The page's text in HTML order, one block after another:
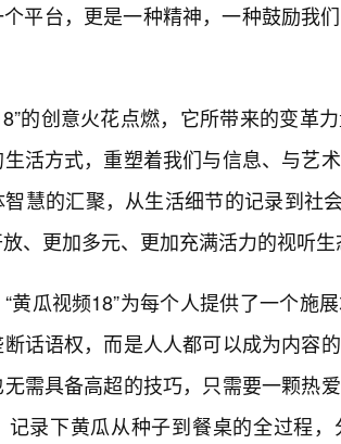
平台，更是一种精神，一种鼓励我
的创意火花点燃，它所带来的变革
活方式，重塑着我们与信息、与艺
慧的汇聚，从生活细节的记录到社
、更加多元、更加充满活力的视听生
黄瓜视频18”为每个人提供了一个施
话语权，而是人人都可以成为内容
需具备高超的技巧，只需要一颗热
记录下黄瓜从种子到餐桌的全过程